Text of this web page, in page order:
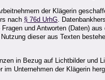
der Klägerin
nach § 76d UrhG .
und Antworten (Daten)
dieser aus Texten
in Bezug auf Lichtbilder und
Unternehmen der Klägerin